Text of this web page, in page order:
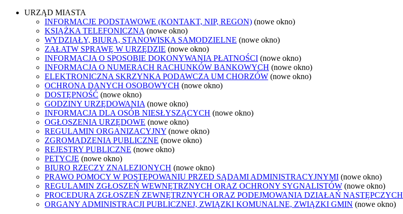
URZĄD MIASTA
INFORMACJE PODSTAWOWE (KONTAKT, NIP, REGON) (nowe okno)
KSIĄŻKA TELEFONICZNA (nowe okno)
WYDZIAŁY, BIURA, STANOWISKA SAMODZIELNE (nowe okno)
ZAŁATW SPRAWĘ W URZĘDZIE (nowe okno)
INFORMACJA O SPOSOBIE DOKONYWANIA PŁATNOŚCI (nowe okno)
INFORMACJA O NUMERACH RACHUNKÓW BANKOWYCH (nowe okno)
ELEKTRONICZNA SKRZYNKA PODAWCZA UM CHORZÓW (nowe okno)
OCHRONA DANYCH OSOBOWYCH (nowe okno)
DOSTĘPNOŚĆ (nowe okno)
GODZINY URZĘDOWANIA (nowe okno)
INFORMACJA DLA OSÓB NIESŁYSZĄCYCH (nowe okno)
OGŁOSZENIA URZĘDOWE (nowe okno)
REGULAMIN ORGANIZACYJNY (nowe okno)
ZGROMADZENIA PUBLICZNE (nowe okno)
REJESTRY PUBLICZNE (nowe okno)
PETYCJE (nowe okno)
BIURO RZECZY ZNALEZIONYCH (nowe okno)
PRAWO POMOCY W POSTĘPOWANIU PRZED SĄDAMI ADMINISTRACYJNYMI (nowe okno)
REGULAMIN ZGŁOSZEŃ WEWNĘTRZNYCH ORAZ OCHRONY SYGNALISTÓW (nowe okno)
PROCEDURA ZGŁOSZEŃ ZEWNĘTRZNYCH ORAZ PODEJMOWANIA DZIAŁAŃ NASTĘPCZYCH
ORGANY ADMINISTRACJI PUBLICZNEJ, ZWIĄZKI KOMUNALNE, ZWIĄZKI GMIN (nowe okno)